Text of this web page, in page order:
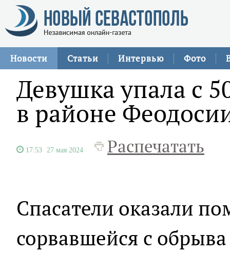
Новости Статьи Интервью Фото
Девушка упала с
в районе
17:53 27 мая 2024 Распечатать
Спасатели оказали
сорвавшейся с